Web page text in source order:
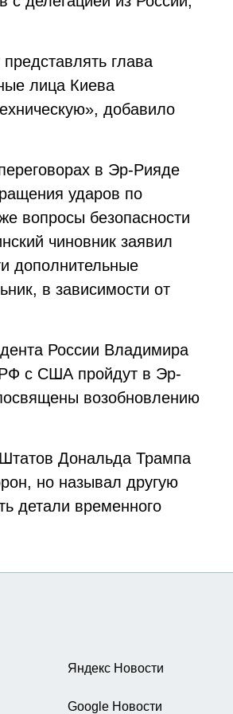
глава
лица Киева
добавило
в Эр-Рияде
ударов по
вопросы безопасности
чиновник заявил
дополнительные
в зависимости от
России Владимира
с США пройдут в Эр-
возобновлению
Дональда Трампа
но называл другую
детали временного
Яндекс Новости
Google Новости